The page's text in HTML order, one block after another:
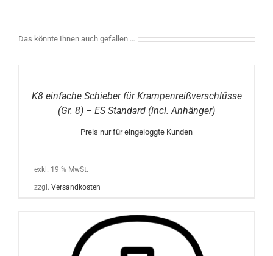
Das könnte Ihnen auch gefallen …
K8 einfache Schieber für Krampenreißverschlüsse
(Gr. 8) – ES Standard (incl. Anhänger)
Preis nur für eingeloggte Kunden
exkl. 19 % MwSt.
zzgl. Versandkosten